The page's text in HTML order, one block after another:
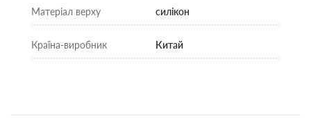
Матеріал верху силікон
Країна-виробник Китай